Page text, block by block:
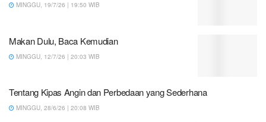
MINGGU, 19/7/26 | 19:50 WIB
Makan Dulu, Baca Kemudian
MINGGU, 12/7/26 | 20:03 WIB
Tentang Kipas Angin dan Perbedaan yang Sederhana
MINGGU, 28/6/26 | 20:08 WIB